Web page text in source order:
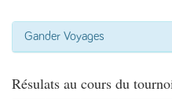
Gander Voyages
Résulats au cours du